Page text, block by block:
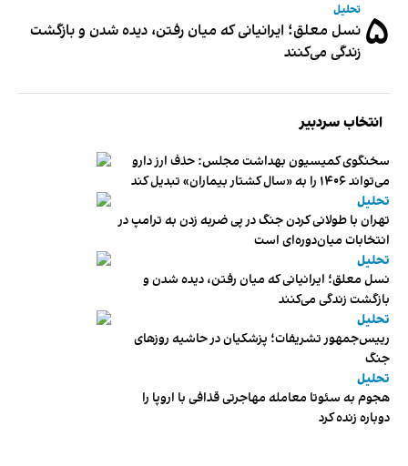
۵ تحلیل
نسل معلق؛ ایرانیانی که میان رفتن، دیده شدن و بازگشت
زندگی می‌کنند
انتخاب سردبیر
سخنگوی کمیسیون بهداشت مجلس: حذف ارز دارو
می‌تواند ۱۴۰۶ را به «سال کشتار بیماران» تبدیل کند
تحلیل
تهران با طولانی کردن جنگ در پی ضربه زدن به ترامپ در
انتخابات میان‌دوره‌ای است
تحلیل
نسل معلق؛ ایرانیانی که میان رفتن، دیده شدن و
بازگشت زندگی می‌کنند
تحلیل
رییس‌جمهور تشریفات؛ پزشکیان در حاشیه روزهای
جنگ
تحلیل
هجوم به سئوتا معامله مهاجرتی قذافی با اروپا را
دوباره زنده کرد